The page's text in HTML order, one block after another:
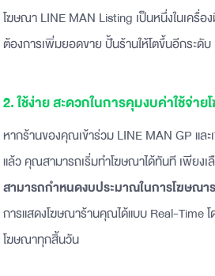
โฆษณา LINE MAN Listing เป็นหนึ่งในเครื่
ต้องการเพิ่มยอดขาย ปั้นร้านให้โตขึ้นอีกระดับ
2. ใช้ง่าย สะดวกในการคุมงบค่าใช้จ่า
หากร้านของคุณเข้าร่วม LINE MAN GP แล
แล้ว คุณสามารถเริ่มทำโฆษณาได้ทันที เพียงเ
สามารถกำหนดงบประมาณในการโฆษณา
การแสดงโฆษณาร้านคุณได้แบบ Real-Time
โฆษณาทุกสิ้นวัน